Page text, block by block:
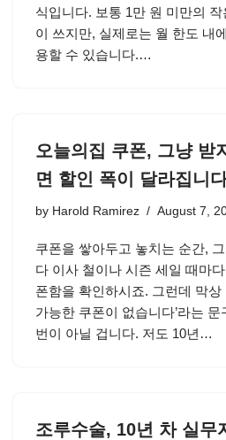
식입니다. 보통 1만 원 미만의
이 쓰지만, 실제로는 월 한도 내
용할 수 있습니다.…
오늘의집 쿠폰, 그냥 받
면 할인 폭이 달라집니
by Harold Ramirez August 7,
쿠폰을 쌓아두고 놓치는 순간,
다 이사 철이나 시즌 세일 때마
폰함을 확인하시죠. 그런데 막상
가능한 쿠폰이 없습니다’라는
번이 아닐 겁니다. 저도 10년…
조루수술, 10년 차 실무